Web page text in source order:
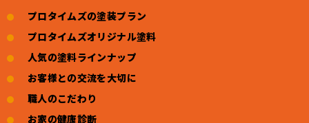
プロタイムズの塗装プラン
プロタイムズオリジナル塗料
人気の塗料ラインナップ
お客様との交流を大切に
職人のこだわり
お家の健康診断